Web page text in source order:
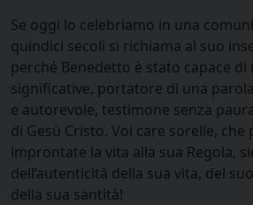
Se oggi lo celebriamo in una
quindici secoli si richiama al suo
perché Benedetto è stato capace
significative, portatore di una
e autorevole, testimone senza
di Gesù Cristo. Voi care sorelle, che
improntate la vita alla sua Regola,
dell’autenticità della sua vita, del
della sua santità!